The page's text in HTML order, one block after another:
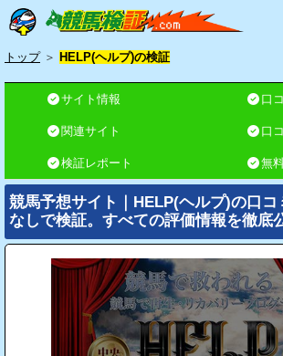
トップ ＞ HELP(ヘルプ)の検証
サイト情報 口
関連サイト 口
検証レポート 無
競馬予想サイト｜HELP(ヘルプ)の口コ
なしで検証。すべての評価情報を徹底